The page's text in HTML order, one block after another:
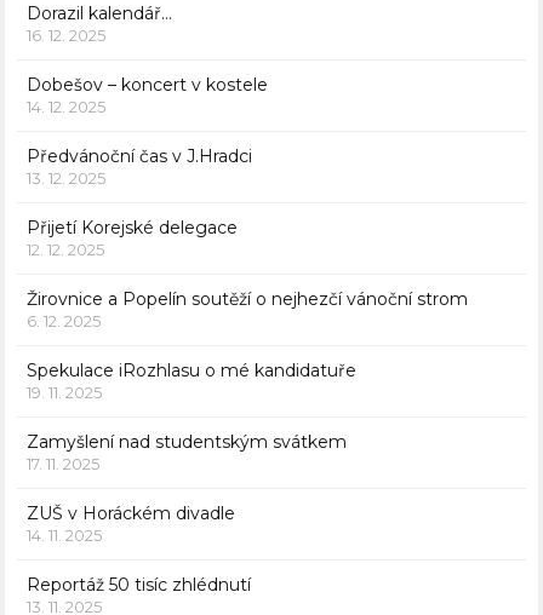
Dorazil kalendář…
16. 12. 2025
Dobešov – koncert v kostele
14. 12. 2025
Předvánoční čas v J.Hradci
13. 12. 2025
Přijetí Korejské delegace
12. 12. 2025
Žirovnice a Popelín soutěží o nejhezčí vánoční strom
6. 12. 2025
Spekulace iRozhlasu o mé kandidatuře
19. 11. 2025
Zamyšlení nad studentským svátkem
17. 11. 2025
ZUŠ v Horáckém divadle
14. 11. 2025
Reportáž 50 tisíc zhlédnutí
13. 11. 2025